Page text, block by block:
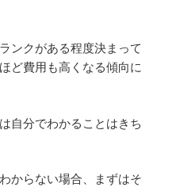
ンクがある程度決まって
ど費用も高くなる傾向に
自分でわかることはきち
からない場合、まずはそ